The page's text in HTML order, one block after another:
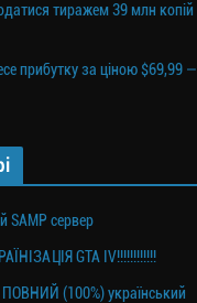
тиражем 39 млн копій
прибутку за ціною $69,99 —
SAMP сервер
GTA IV!!!!!!!!!!!!
(100%) український